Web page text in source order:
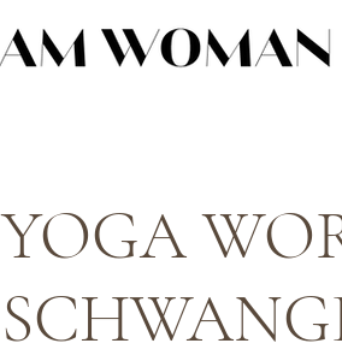
YOGA